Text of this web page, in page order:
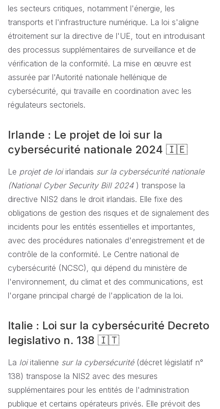
les secteurs critiques, notamment l'énergie, les
transports et l'infrastructure numérique. La loi s'aligne
étroitement sur la directive de l'UE, tout en introduisant
des processus supplémentaires de surveillance et de
vérification de la conformité. La mise en œuvre est
assurée par l'Autorité nationale hellénique de
cybersécurité, qui travaille en coordination avec les
régulateurs sectoriels.
Irlande : Le projet de loi sur la
cybersécurité nationale 2024 🇮🇪
Le projet de loiirlandais sur la cybersécurité nationale
(National Cyber Security Bill 2024) transpose la
directive NIS2 dans le droit irlandais. Elle fixe des
obligations de gestion des risques et de signalement des
incidents pour les entités essentielles et importantes,
avec des procédures nationales d'enregistrement et de
contrôle de la conformité. Le Centre national de
cybersécurité (NCSC), qui dépend du ministère de
l'environnement, du climat et des communications, est
l'organe principal chargé de l'application de la loi.
Italie : Loi sur la cybersécurité Decreto
legislativo n. 138 🇮🇹
La loiitalienne sur la cybersécurité(décret législatif n°
138) transpose la NIS2 avec des mesures
supplémentaires pour les entités de l'administration
publique et certains opérateurs privés. Elle prévoit des